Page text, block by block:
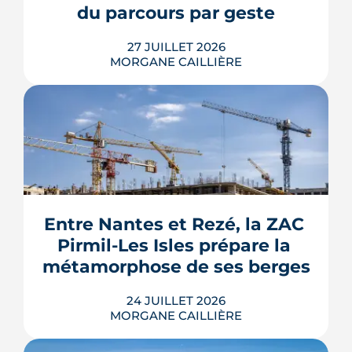
du parcours par geste
27 JUILLET 2026
MORGANE CAILLIÈRE
Le Gouvernement prévoit de retirer six
familles de travaux du parcours « par
geste » de MaPrimeRénov' au 1er
septembre 2026, sous réserve de la
publication des textes définitifs.
fenêtres, VMC, chauffe-eau
thermodynamique, chauffage au bois
et solaire thermi...
Entre Nantes et Rezé, la ZAC
Pirmil-Les Isles prépare la
métamorphose de ses berges
24 JUILLET 2026
MORGANE CAILLIÈRE